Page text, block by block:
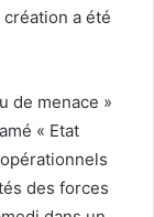
a été
de menace »
« Etat
des forces